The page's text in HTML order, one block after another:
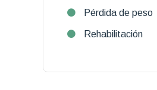
Pérdida de peso
Rehabilitación